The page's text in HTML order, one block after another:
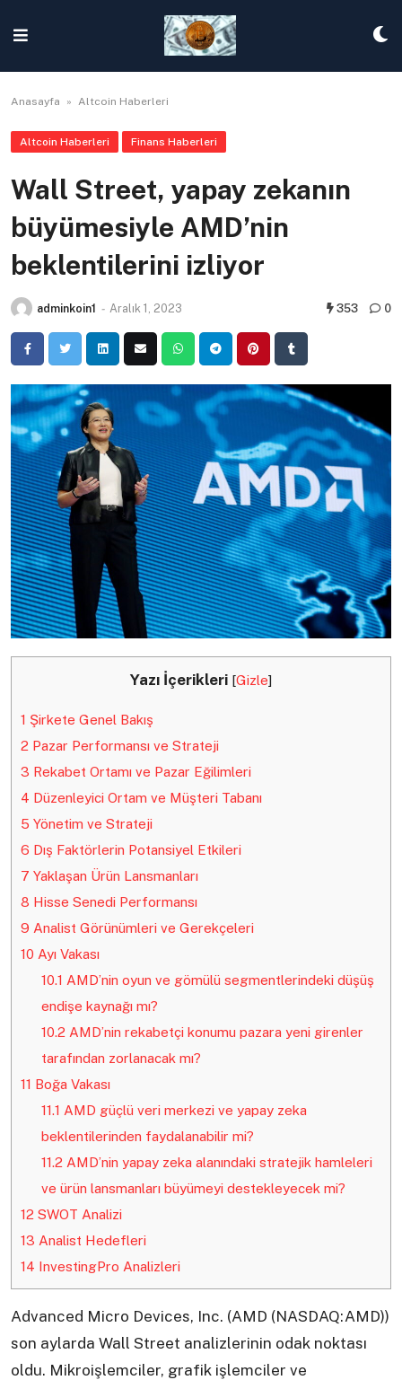
content
Anasayfa » Altcoin Haberleri
Altcoin Haberleri Finans Haberleri
Wall Street, yapay zekanın
büyümesiyle AMD’nin
beklentilerini izliyor
adminkoin1 - Aralık 1, 2023 353 0
Yazı İçerikleri [Gizle]
1 Şirkete Genel Bakış
2 Pazar Performansı ve Strateji
3 Rekabet Ortamı ve Pazar Eğilimleri
4 Düzenleyici Ortam ve Müşteri Tabanı
5 Yönetim ve Strateji
6 Dış Faktörlerin Potansiyel Etkileri
7 Yaklaşan Ürün Lansmanları
8 Hisse Senedi Performansı
9 Analist Görünümleri ve Gerekçeleri
10 Ayı Vakası
10.1 AMD’nin oyun ve gömülü segmentlerindeki düşüş
endişe kaynağı mı?
10.2 AMD’nin rekabetçi konumu pazara yeni girenler
tarafından zorlanacak mı?
11 Boğa Vakası
11.1 AMD güçlü veri merkezi ve yapay zeka
beklentilerinden faydalanabilir mi?
11.2 AMD’nin yapay zeka alanındaki stratejik hamleleri
ve ürün lansmanları büyümeyi destekleyecek mi?
12 SWOT Analizi
13 Analist Hedefleri
14 InvestingPro Analizleri
Advanced Micro Devices, Inc. (AMD (NASDAQ:AMD))
son aylarda Wall Street analizlerinin odak noktası
oldu. Mikroişlemciler, grafik işlemciler ve